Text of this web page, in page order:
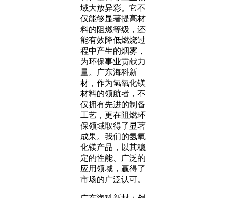
域大放异彩。它不
仅能够显著提高材
料的阻燃等级，还
能有效降低燃烧过
程中产生的烟雾，
为环保事业贡献力
量。广东海科新
材，作为氢氧化镁
材料的领航者，不
仅拥有先进的制备
工艺，更在阻燃环
保领域取得了显著
成果。我们的氢氧
化镁产品，以其稳
定的性能、广泛的
应用领域，赢得了
市场的广泛认可。